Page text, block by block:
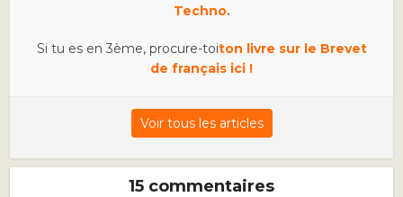
Techno.
Si tu es en 3ème, procure-toiton livre sur le Brevet
de français ici !
Voir tous les articles
15 commentaires